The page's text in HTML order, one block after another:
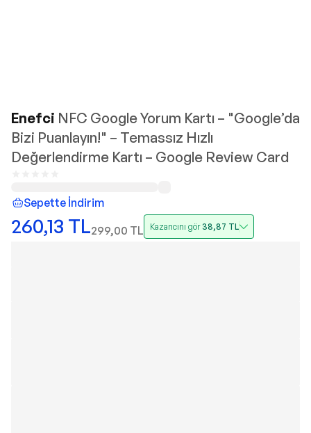
Enefci NFC Google Yorum Kartı – "Google’da
Bizi Puanlayın!" – Temassız Hızlı
Değerlendirme Kartı – Google Review Card
Sepette İndirim
260,13 TL299,00 TL Kazancını gör38,87 TL